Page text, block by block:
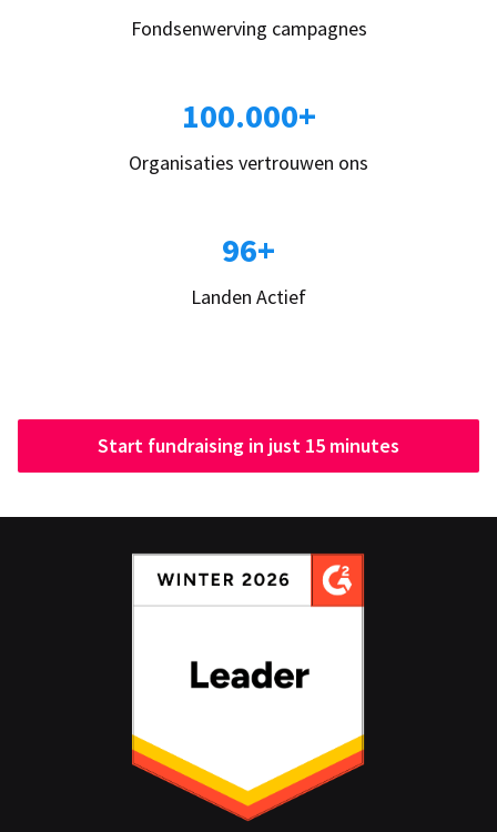
Fondsenwerving campagnes
100.000+
Organisaties vertrouwen ons
96+
Landen Actief
Start fundraising in just 15 minutes